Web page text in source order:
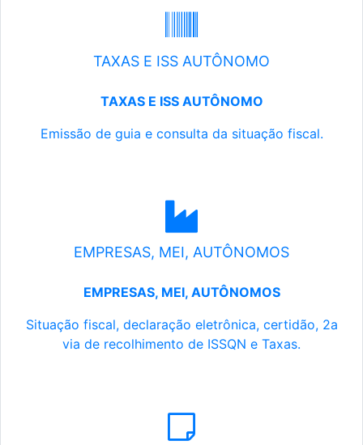
TAXAS E ISS AUTÔNOMO
TAXAS E ISS AUTÔNOMO
Emissão de guia e consulta da situação fiscal.
EMPRESAS, MEI, AUTÔNOMOS
EMPRESAS, MEI, AUTÔNOMOS
Situação fiscal, declaração eletrônica, certidão, 2a
via de recolhimento de ISSQN e Taxas.